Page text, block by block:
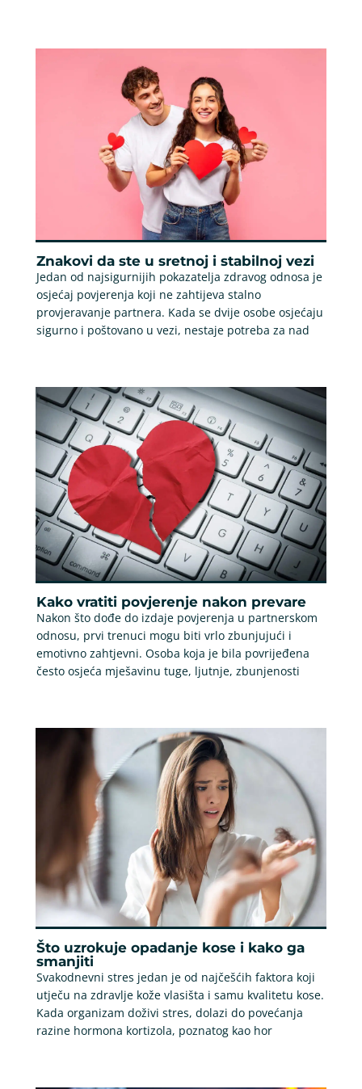
Znakovi da ste u sretnoj i stabilnoj vezi
Jedan od najsigurnijih pokazatelja zdravog odnosa je
osjećaj povjerenja koji ne zahtijeva stalno
provjeravanje partnera. Kada se dvije osobe osjećaju
sigurno i poštovano u vezi, nestaje potreba za nad
Kako vratiti povjerenje nakon prevare
Nakon što dođe do izdaje povjerenja u partnerskom
odnosu, prvi trenuci mogu biti vrlo zbunjujući i
emotivno zahtjevni. Osoba koja je bila povrijeđena
često osjeća mješavinu tuge, ljutnje, zbunjenosti
Što uzrokuje opadanje kose i kako ga
smanjiti
Svakodnevni stres jedan je od najčešćih faktora koji
utječu na zdravlje kože vlasišta i samu kvalitetu kose.
Kada organizam doživi stres, dolazi do povećanja
razine hormona kortizola, poznatog kao hor